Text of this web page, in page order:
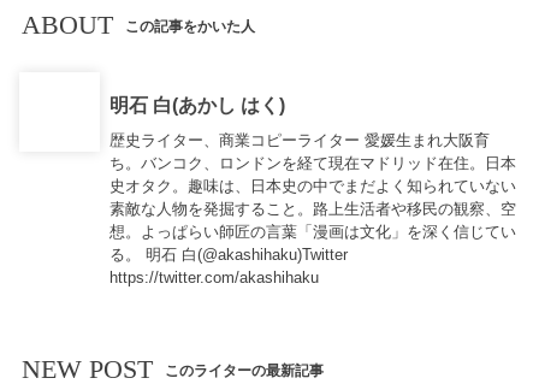
ABOUT この記事をかいた人
明石 白(あかし はく)
歴史ライター、商業コピーライター 愛媛生まれ大阪育
ち。バンコク、ロンドンを経て現在マドリッド在住。日本
史オタク。趣味は、日本史の中でまだよく知られていない
素敵な人物を発掘すること。路上生活者や移民の観察、空
想。よっぱらい師匠の言葉「漫画は文化」を深く信じてい
る。 明石 白(@akashihaku)Twitter
https://twitter.com/akashihaku
NEW POST このライターの最新記事